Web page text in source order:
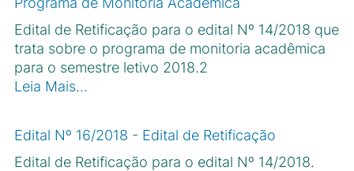
Edital de Retificação para o edital Nº 14/2018 que
trata sobre o programa de monitoria acadêmica
para o semestre letivo 2018.2
Leia Mais…
Edital Nº 16/2018 - Edital de Retificação
Edital de Retificação para o edital Nº 14/2018.